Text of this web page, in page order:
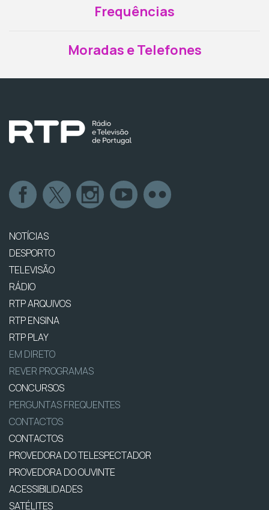
Frequências
Moradas e Telefones
NOTÍCIAS
DESPORTO
TELEVISÃO
RÁDIO
RTP ARQUIVOS
RTP ENSINA
RTP PLAY
EM DIRETO
REVER PROGRAMAS
CONCURSOS
PERGUNTAS FREQUENTES
CONTACTOS
CONTACTOS
PROVEDORA DO TELESPECTADOR
PROVEDORA DO OUVINTE
ACESSIBILIDADES
SATÉLITES